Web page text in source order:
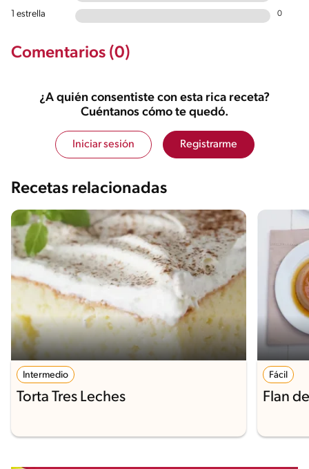
1 estrella 0
Comentarios (0)
¿A quién consentiste con esta rica receta?
Cuéntanos cómo te quedó.
Iniciar sesión Registrarme
Recetas relacionadas
Intermedio
Torta Tres Leches
Fácil
Flan